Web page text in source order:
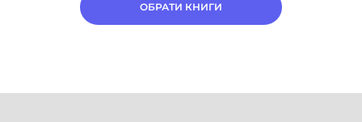
ОБРАТИ КНИГИ